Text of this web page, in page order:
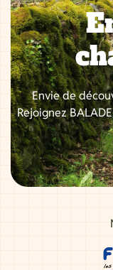
Envie de
Rejoignez